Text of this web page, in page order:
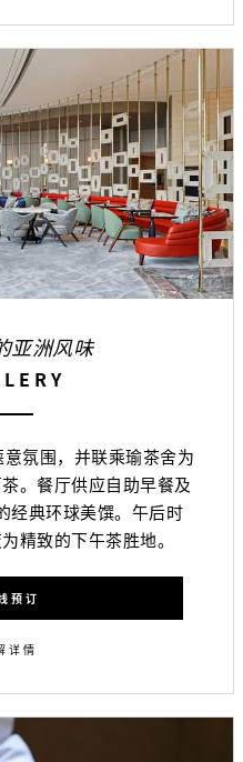
亚洲风味
氛围，并联乘瑜茶舍为
。餐厅供应自助早餐及
经典环球美馔。午后时
精致的下午茶胜地。
预订
详情